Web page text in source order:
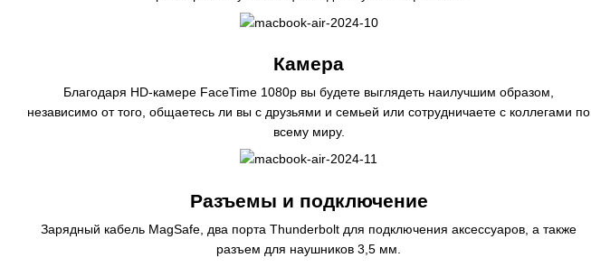
Камера
Благодаря HD-камере FaceTime 1080p вы будете выглядеть наилучшим образом,
независимо от того, общаетесь ли вы с друзьями и семьей или сотрудничаете с коллегами по
всему миру.
Разъемы и подключение
Зарядный кабель MagSafe, два порта Thunderbolt для подключения аксессуаров, а также
разъем для наушников 3,5 мм.